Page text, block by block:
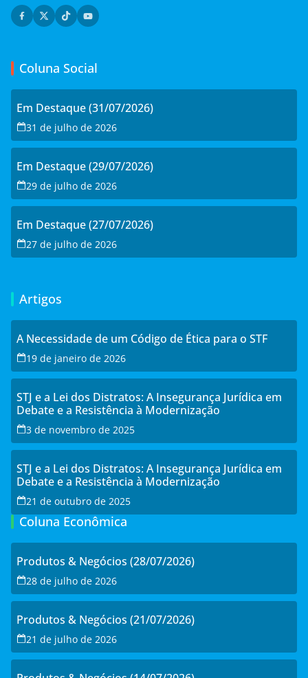
Coluna Social
Em Destaque (31/07/2026)
31 de julho de 2026
Em Destaque (29/07/2026)
29 de julho de 2026
Em Destaque (27/07/2026)
27 de julho de 2026
Artigos
A Necessidade de um Código de Ética para o STF
19 de janeiro de 2026
STJ e a Lei dos Distratos: A Insegurança Jurídica em
Debate e a Resistência à Modernização
3 de novembro de 2025
STJ e a Lei dos Distratos: A Insegurança Jurídica em
Debate e a Resistência à Modernização
21 de outubro de 2025
Coluna Econômica
Produtos & Negócios (28/07/2026)
28 de julho de 2026
Produtos & Negócios (21/07/2026)
21 de julho de 2026